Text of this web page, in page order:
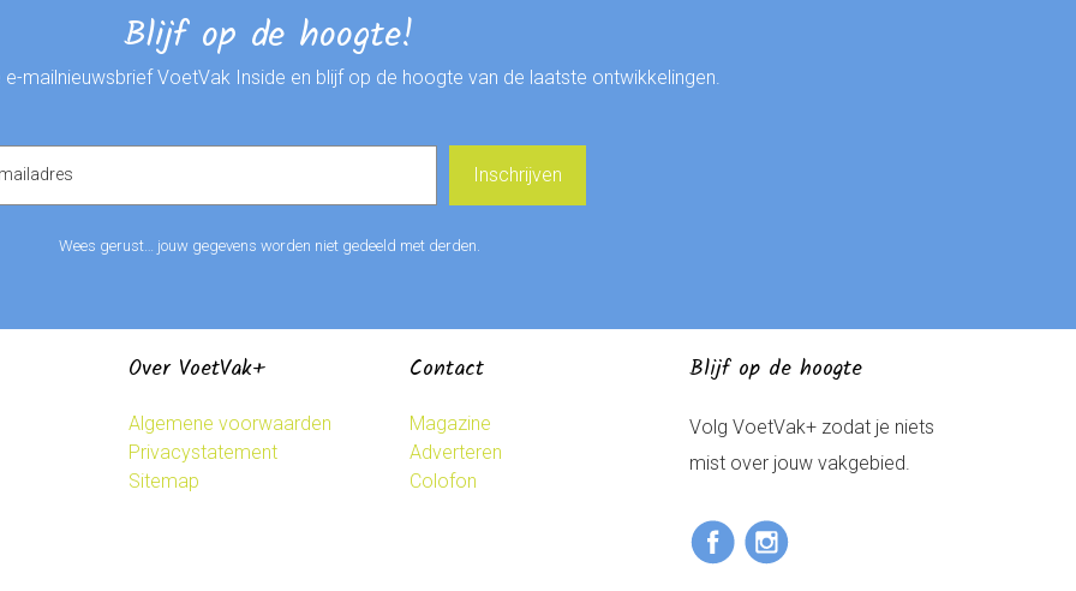
Blijf op de hoogte!
e-mailnieuwsbrief VoetVak Inside en blijf op de hoogte van de laatste ontwikkelingen.
Wees gerust… jouw gegevens worden niet gedeeld met derden.
Over VoetVak+
Algemene voorwaarden
Privacystatement
Sitemap
Contact
Magazine
Adverteren
Colofon
Blijf op de hoogte
Volg VoetVak+ zodat je niets
mist over jouw vakgebied.